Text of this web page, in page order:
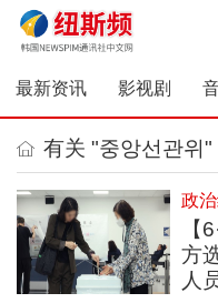
最新资讯 影视剧
有关 "중앙선관위"
政
【
方
人